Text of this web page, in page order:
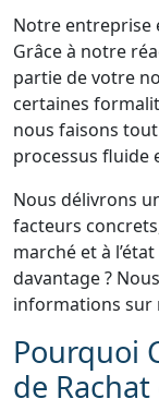
Notre entreprise
Grâce à notre
partie de votre
certaines
nous faisons
processus fluide
Nous délivrons
facteurs
marché et à
davantage ?
informations sur
Pourquoi
de